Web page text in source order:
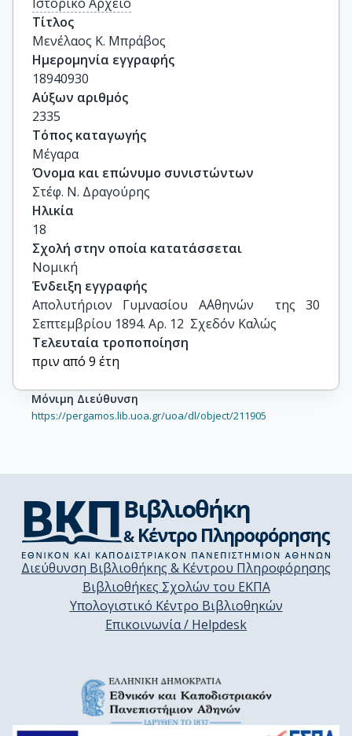
Τίτλος
Μενέλαος Κ. Μπράβος
Ημερομηνία εγγραφής
18940930
Αύξων αριθμός
2335
Τόπος καταγωγής
Μέγαρα
Όνομα και επώνυμο συνιστώντων
Στέφ. Ν. Δραγούρης
Ηλικία
18
Σχολή στην οποία κατατάσσεται
Νομική
Ένδειξη εγγραφής
Απολυτήριον Γυμνασίου Α΄Αθηνών  της 30
Σεπτεμβρίου 1894. Αρ. 12  Σχεδόν Καλώς
Τελευταία τροποποίηση
πριν από 9 έτη
Μόνιμη Διεύθυνση
https://pergamos.lib.uoa.gr/uoa/dl/object/211905
Διεύθυνση Βιβλιοθήκης & Κέντρου Πληροφόρησης
Βιβλιοθήκες Σχολών του ΕΚΠΑ
Υπολογιστικό Κέντρο Βιβλιοθηκών
Επικοινωνία / Helpdesk